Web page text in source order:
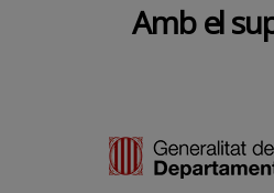
Amb el